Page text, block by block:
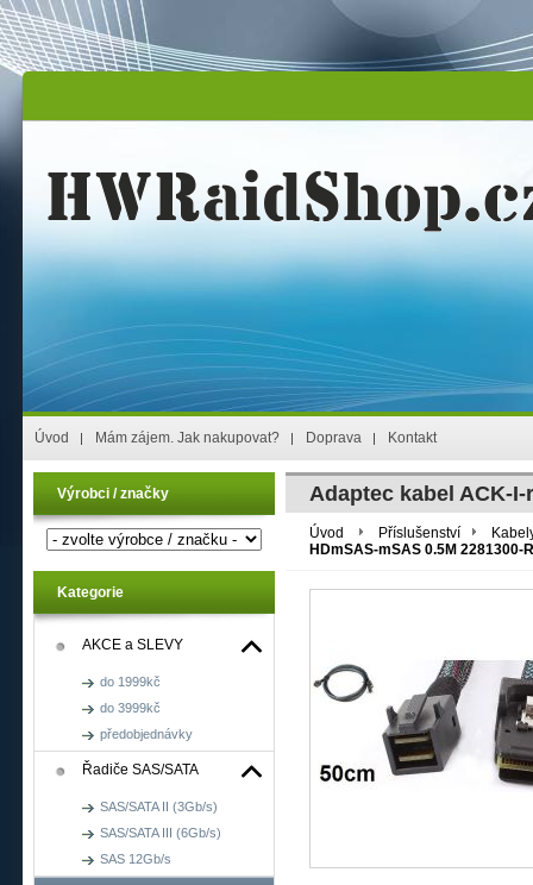
Úvod Mám zájem. Jak nakupovat? Doprava Kontakt
Výrobci / značky
Kategorie
AKCE a SLEVY
do 1999kč
do 3999kč
předobjednávky
Řadiče SAS/SATA
SAS/SATA II (3Gb/s)
SAS/SATA III (6Gb/s)
SAS 12Gb/s
Adaptec kabel ACK-I-
Úvod Příslušenství
HDmSAS-mSAS 0.5M 2281300-R